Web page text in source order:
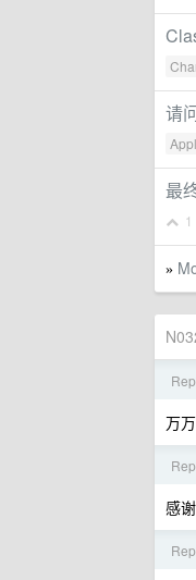
请
最
1
»
万
感